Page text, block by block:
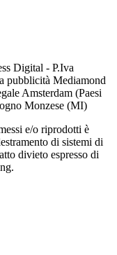
Digital - P.Iva
pubblicità Mediamond
Amsterdam (Paesi
Monzese (MI)
e/o riprodotti è
di sistemi di
divieto espresso di